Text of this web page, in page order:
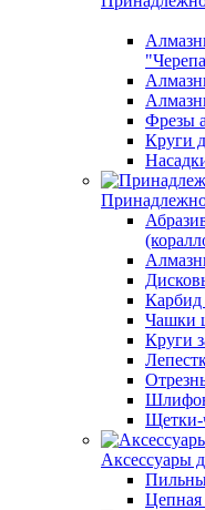
Фрезы
Круги
Карбид
Чашки
Круги
Щетки-
Аксессуары